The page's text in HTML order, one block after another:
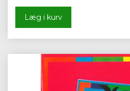
Læg i kurv